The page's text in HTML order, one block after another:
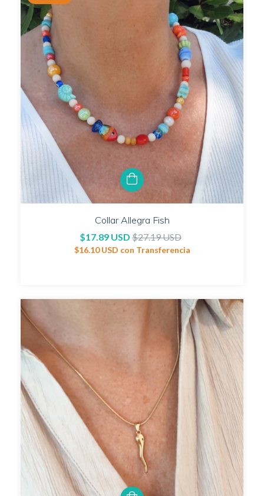
Collar Allegra Fish
$17.89 USD $27.19 USD
$16.10 USD con Transferencia